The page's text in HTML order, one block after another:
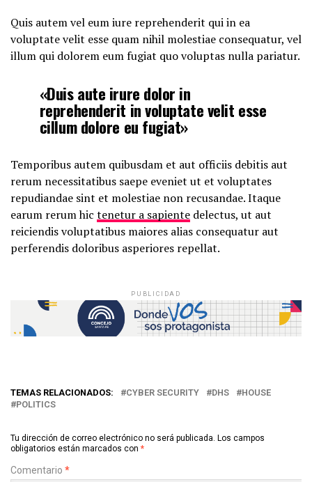
Quis autem vel eum iure reprehenderit qui in ea
voluptate velit esse quam nihil molestiae consequatur, vel
illum qui dolorem eum fugiat quo voluptas nulla pariatur.
«Duis aute irure dolor in
reprehenderit in voluptate velit esse
cillum dolore eu fugiat»
Temporibus autem quibusdam et aut officiis debitis aut
rerum necessitatibus saepe eveniet ut et voluptates
repudiandae sint et molestiae non recusandae. Itaque
earum rerum hic tenetur a sapiente delectus, ut aut
reiciendis voluptatibus maiores alias consequatur aut
perferendis doloribus asperiores repellat.
PUBLICIDAD
TEMAS RELACIONADOS: CYBER SECURITY DHS
HOUSE
POLITICS
Tu dirección de correo electrónico no será publicada. Los campos
obligatorios están marcados con *
Comentario *